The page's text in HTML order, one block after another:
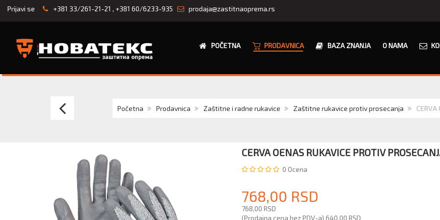
Prijavi se +381 33/261-21-21 , +381 60/6233-935 prodaja@zastitnaoprema.rs
POČETNA PRODAVNICA BAZA ZNANJA O NAMA
Početna Prodavnica Zaštitne i radne rukavice Zaštitne rukavice protiv prosecanja
Narukav
250
Wide
CERVA OENAS RUKAVICE PROTIV
0 Ocena
768,00 RSD
768,00 RSD
(Prodajna cena bez PDV-a) 640,00 RSD